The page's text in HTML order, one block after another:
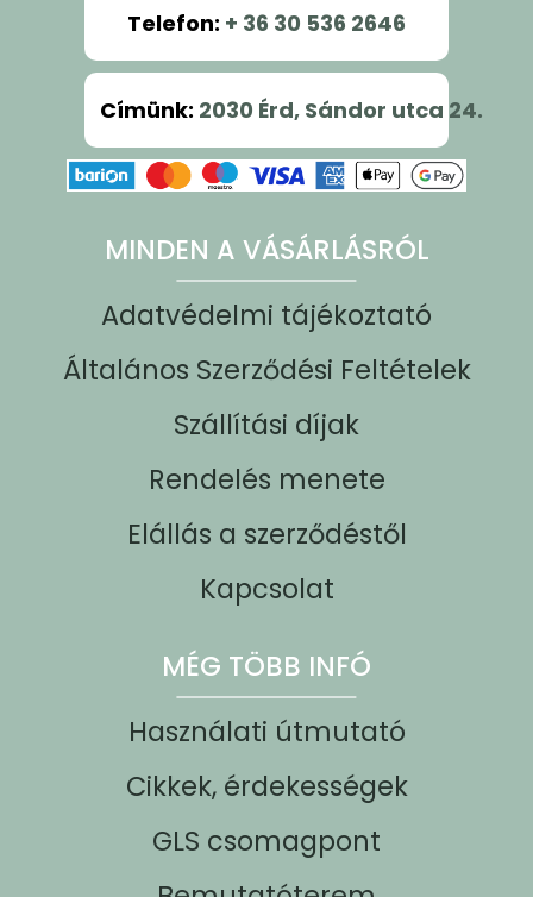
MINDEN A VÁSÁRLÁSRÓL
Adatvédelmi tájékoztató
Általános Szerződési Feltételek
Szállítási díjak
Rendelés menete
Elállás a szerződéstől
Kapcsolat
MÉG TÖBB INFÓ
Használati útmutató
Cikkek, érdekességek
GLS csomagpont
Telefon: + 36 30 536 2646
Címünk: 2030 Érd, Sándor utca 24.